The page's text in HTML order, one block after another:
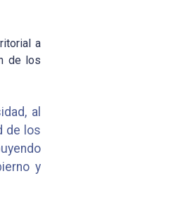
a
de los
al
de los
y